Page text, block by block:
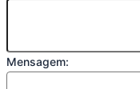
Mensagem: